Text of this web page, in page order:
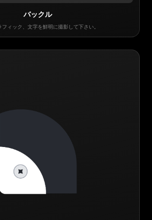
バックル
フィック、文字を鮮明に撮影して下さい。